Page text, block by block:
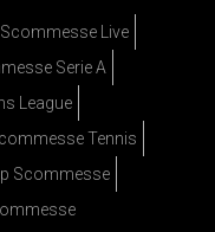
Scommesse Live
Serie A
League
Tennis
Scommesse